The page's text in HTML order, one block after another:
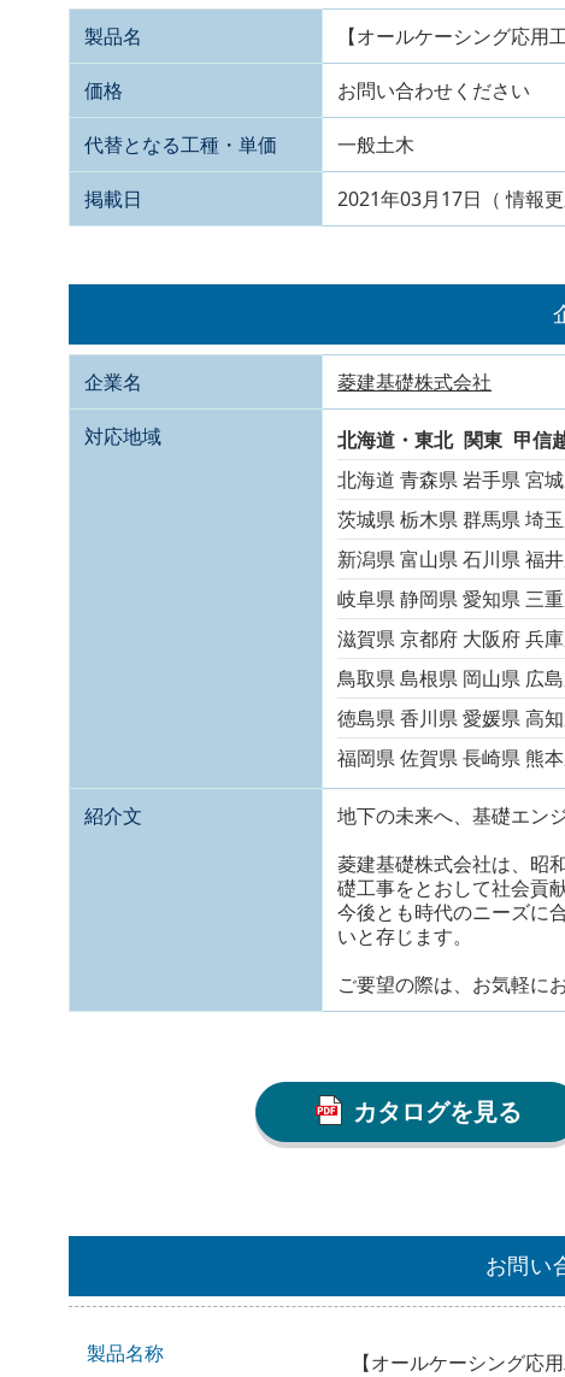
製品名 【オールケーシング応用
価格 お問い合わせください
代替となる工種・単価 一般土木
掲載日 2021年03月17日（ 情報
企業名 菱建基礎株式会社
対応地域 北海道・東北 関東 甲信
北海道 青森県岩手県宮
茨城県栃木県群馬県埼
新潟県富山県石川県福
岐阜県静岡県愛知県三
滋賀県京都府 大阪府兵
鳥取県島根県 岡山県 広
徳島県香川県愛媛県高
福岡県佐賀県長崎県 熊
紹介文
地下の未来へ、基礎エン
菱建基礎株式会社は、昭
礎工事をとおして社会貢
今後とも時代のニーズに
いと存じます。
ご要望の際は、お気軽に
カタログを見る
お問い
製品名称 【オールケーシング応